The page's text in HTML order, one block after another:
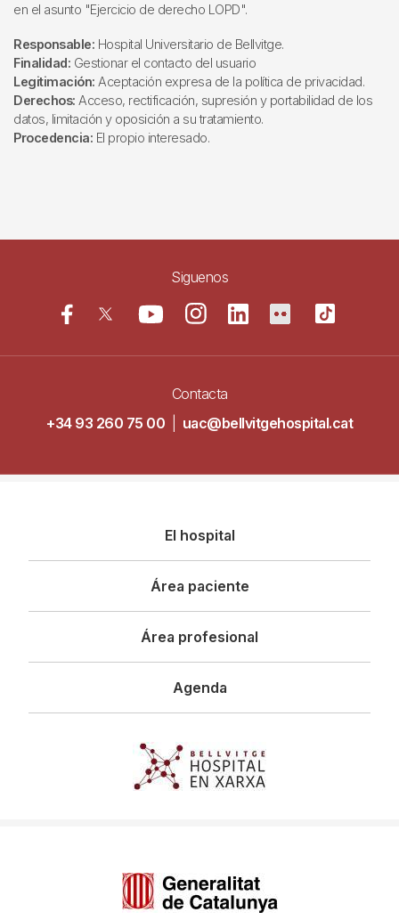
en el asunto "Ejercicio de derecho LOPD".
Responsable: Hospital Universitario de Bellvitge.
Finalidad: Gestionar el contacto del usuario
Legitimación: Aceptación expresa de la política de privacidad.
Derechos: Acceso, rectificación, supresión y portabilidad de los
datos, limitación y oposición a su tratamiento.
Procedencia: El propio interesado.
Siguenos
Contacta
+34 93 260 75 00
uac@bellvitgehospital.cat
principal
El hospital
Área paciente
Área profesional
Agenda